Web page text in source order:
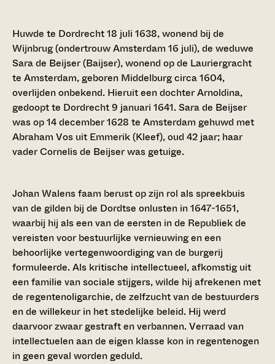
Huwde te Dordrecht 18 juli 1638, wonend bij de
Wijnbrug (ondertrouw Amsterdam 16 juli), de weduwe
Sara de Beijser (Baijser), wonend op de Lauriergracht
te Amsterdam, geboren Middelburg circa 1604,
overlijden onbekend. Hieruit een dochter Arnoldina,
gedoopt te Dordrecht 9 januari 1641. Sara de Beijser
was op 14 december 1628 te Amsterdam gehuwd met
Abraham Vos uit Emmerik (Kleef), oud 42 jaar; haar
vader Cornelis de Beijser was getuige.
Johan Walens faam berust op zijn rol als spreekbuis
van de gilden bij de Dordtse onlusten in 1647-1651,
waarbij hij als een van de eersten in de Republiek de
vereisten voor bestuurlijke vernieuwing en een
behoorlijke vertegenwoordiging van de burgerij
formuleerde. Als kritische intellectueel, afkomstig uit
een familie van sociale stijgers, wilde hij afrekenen met
de regentenoligarchie, de zelfzucht van de bestuurders
en de willekeur in het stedelijke beleid. Hij werd
daarvoor zwaar gestraft en verbannen. Verraad van
intellectuelen aan de eigen klasse kon in regentenogen
in geen geval worden geduld.